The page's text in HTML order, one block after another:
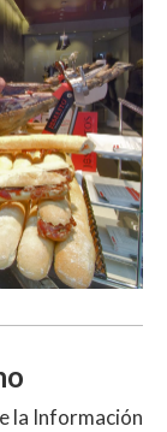
la Información